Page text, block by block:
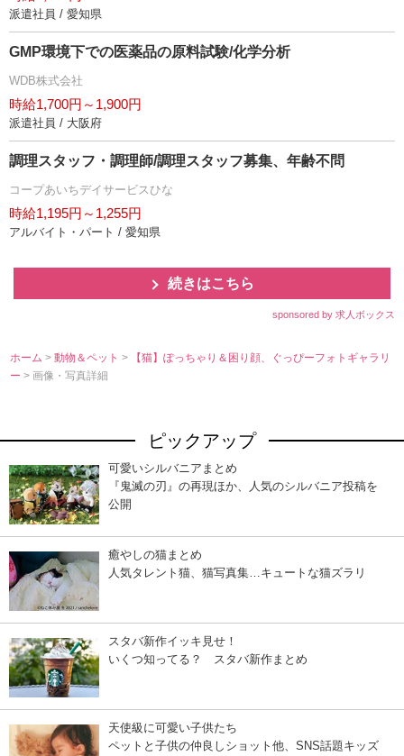
派遣社員 / 愛知県
GMP環境下での医薬品の原料試験/化学分析
WDB株式会社
時給1,700円～1,900円
派遣社員 / 大阪府
調理スタッフ・調理師/調理スタッフ募集、年齢不問
コープあいちデイサービスひな
時給1,195円～1,255円
アルバイト・パート / 愛知県
続きはこちら
sponsored by 求人ボックス
ホーム >動物＆ペット>
【猫】ぽっちゃり＆困り顔、ぐっぴーフォトギャラリ
ー> 画像・写真詳細
ピックアップ
可愛いシルバニアまとめ
『鬼滅の刃』の再現ほか、人気のシルバニア投稿を
公開
癒やしの猫まとめ
人気タレント猫、猫写真集…キュートな猫ズラリ
スタバ新作イッキ見せ！
いくつ知ってる？ スタバ新作まとめ
天使級に可愛い子供たち
ペットと子供の仲良しショット他、SNS話題キッズ